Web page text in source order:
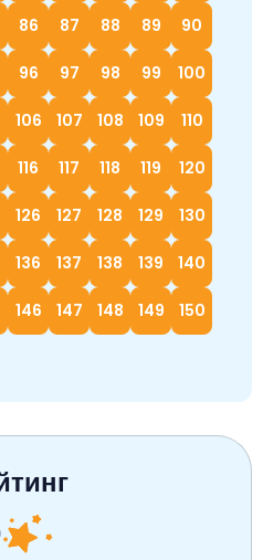
86 87 88 89 90
96 97 98 99 100
106 107 108 109 110
116 117 118 119 120
126 127 128 129 130
136 137 138 139 140
146 147 148 149 150